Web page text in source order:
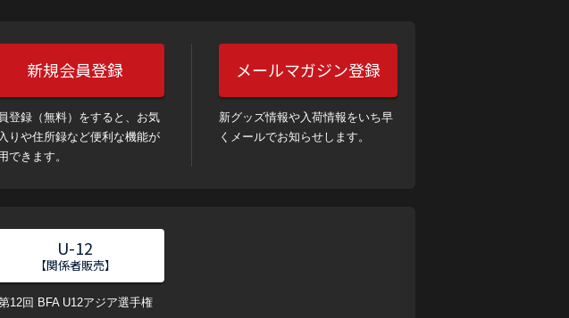
新規会員登録
登録（無料）をすると、お気
りや住所録など便利な機能が
できます。
メールマガジン登録
新グッズ情報や入荷情報をいち早
くメールでお知らせします。
U-12
【関係者販売】
12回 BFA U12アジア選手権